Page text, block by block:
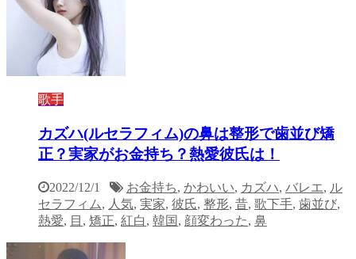
歌手
カズハ(ルセラフィム)の鼻は整形で歯並び矯
正？実家がお金持ち？熱愛彼氏は！
2022/12/1 お金持ち, かわいい, カズハ, バレエ, ル
セラフィム, 人気, 実家, 彼氏, 整形, 昔, 歌下手, 歯並び,
熱愛, 目 , 矯正, 紅白, 韓国 , 顔変わった, 鼻